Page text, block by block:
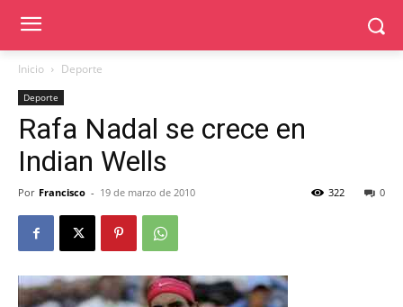
Inicio Deporte
Deporte
Rafa Nadal se crece en
Indian Wells
Por Francisco - 19 de marzo de 2010 0
322